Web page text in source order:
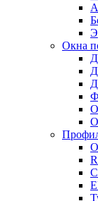
Окна